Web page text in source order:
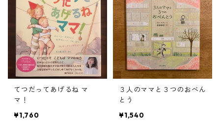
てつだってあげるね マ
マ！
¥1,760
３人のママと３つのおべん
とう
¥1,540